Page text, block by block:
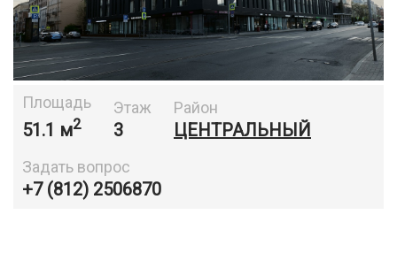
Площадь
51.1 м2
Этаж
3
Район
ЦЕНТРАЛЬНЫЙ
Задать вопрос
+7 (812) 2506870